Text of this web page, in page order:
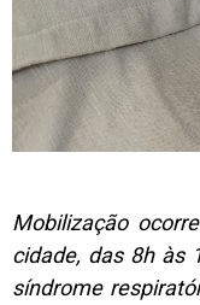
Mobilização
cidade, das 8h às
síndrome